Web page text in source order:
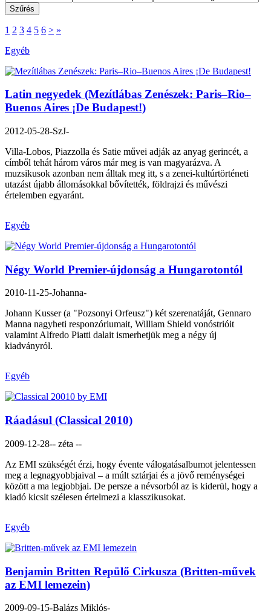
1 2 3 4 5 6 > »
Egyéb
Latin negyedek (Mezítlábas Zenészek: Paris–Rio–
Buenos Aires ¡De Budapest!)
2012-05-28-SzJ-
Villa-Lobos, Piazzolla és Satie művei adják az anyag gerincét, a
címből tehát három város már meg is van magyarázva. A
muzsikusok azonban nem álltak meg itt, s a zenei-kultúrtörténeti
utazást újabb állomásokkal bővítették, földrajzi és művészi
értelemben egyaránt.
Egyéb
Négy World Premier-újdonság a Hungarotontól
2010-11-25-Johanna-
Johann Kusser (a "Pozsonyi Orfeusz") két szerenatáját, Gennaro
Manna nagyheti responzóriumait, William Shield vonóstrióit
valamint Alfredo Piatti dalait ismerhetjük meg a négy új
kiadványról.
Egyéb
Ráadásul (Classical 2010)
2009-12-28-- zéta --
Az EMI szükségét érzi, hogy évente válogatásalbumot jelentessen
meg a legnagyobbjaival – a múlt sztárjai és a jövő reménységei
között a ma legjobbjai. De persze a névsorból az is kiderül, hogy a
kiadó kicsit szélesen értelmezi a klasszikusokat.
Egyéb
Benjamin Britten Repülő Cirkusza (Britten-művek
az EMI lemezein)
2009-09-15-Balázs Miklós-